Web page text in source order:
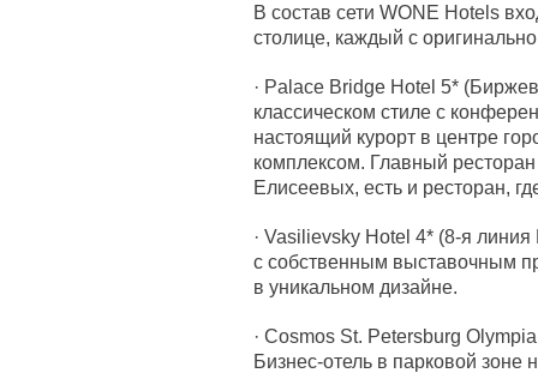
В состав сети WONE Hotels
столице, каждый с
· Palace Bridge Hotel 5*
классическом стиле с
настоящий курорт в центре
комплексом. Главный
Елисеевых, есть и ресторан,
· Vasilievsky Hotel 4* (8-я
с собственным выставочным
в уникальном дизайне.
· Cosmos St. Petersburg
Бизнес-отель в парковой